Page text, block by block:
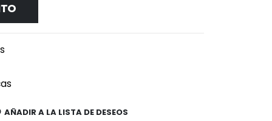
AÑADIR A LA LISTA DE DESEOS